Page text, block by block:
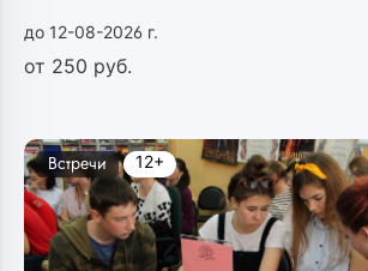
до 12-08-2026 г.
от 250 руб.
Встречи 12+